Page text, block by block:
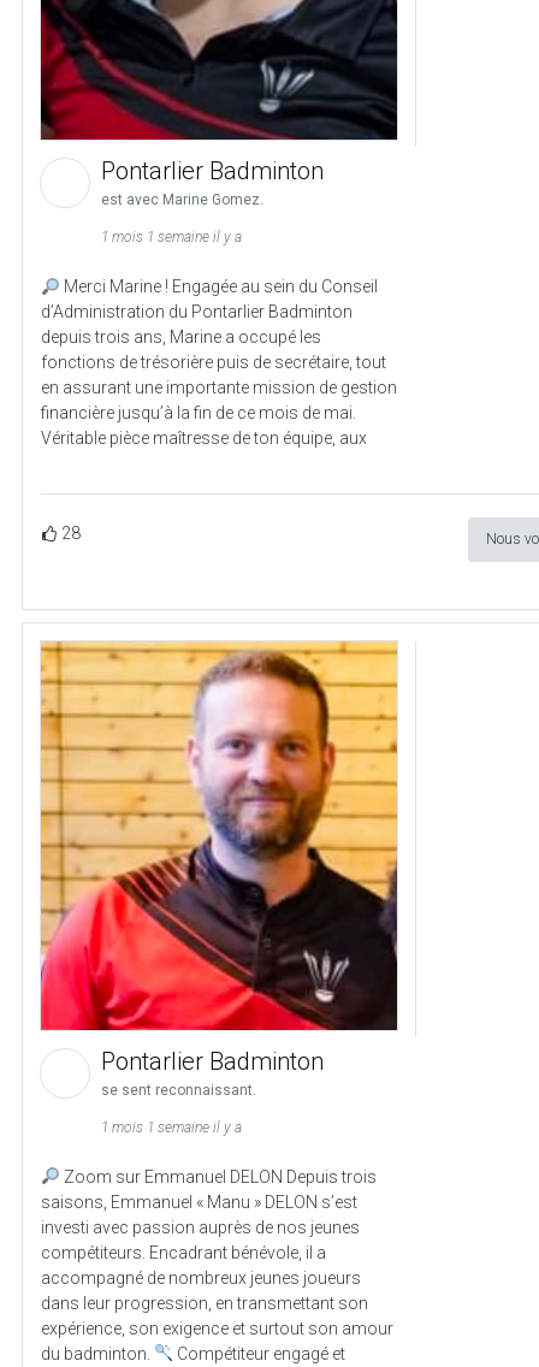
Pontarlier Badminton
est avec Marine Gomez.
1 mois 1 semaine il y a
Merci Marine ! Engagée au sein du Conseil
d’Administration du Pontarlier Badminton
depuis trois ans, Marine a occupé les
fonctions de trésorière puis de secrétaire, tout
en assurant une importante mission de gestion
financière jusqu’à la fin de ce mois de mai.
Véritable pièce maîtresse de ton équipe, aux
28 Nous
Pontarlier Badminton
se sent reconnaissant.
1 mois 1 semaine il y a
Zoom sur Emmanuel DELON Depuis trois
saisons, Emmanuel « Manu » DELON s’est
investi avec passion auprès de nos jeunes
compétiteurs. Encadrant bénévole, il a
accompagné de nombreux jeunes joueurs
dans leur progression, en transmettant son
expérience, son exigence et surtout son amour
du badminton.
Compétiteur engagé et